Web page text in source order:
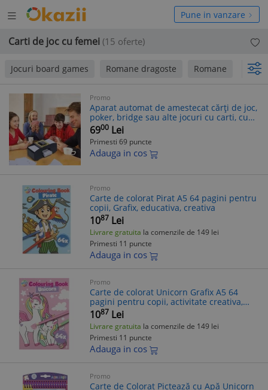
Deschide
meniul
Pune in vanzare
Carti de joc cu femei (15 oferte)
Jocuri board games Romane dragoste Romane
Promo
Aparat automat de amestecat cărți de joc,
poker, bridge sau alte jocuri cu carti, cu
funcționare pe baterii
6900 Lei
Primesti 69 puncte
Adauga in cos
Promo
Carte de colorat Pirat A5 64 pagini pentru
copii, Grafix, educativa, creativa
1087 Lei
Livrare gratuita la comenzile de 149 lei
Primesti 11 puncte
Adauga in cos
Promo
Carte de colorat Unicorn Grafix A5 64
pagini pentru copii, activitate creativa,
ilustratii magice
1087 Lei
Livrare gratuita la comenzile de 149 lei
Primesti 11 puncte
Adauga in cos
Promo
Carte de Colorat Pictează cu Apă Unicorn